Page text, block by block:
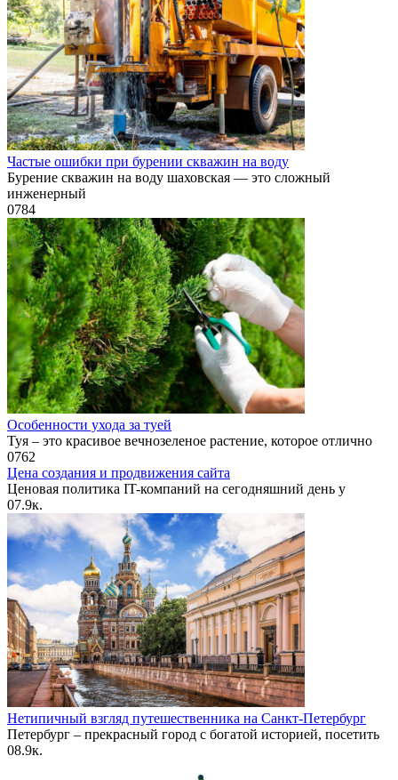
Частые ошибки при бурении скважин на воду
Бурение скважин на воду шаховская — это сложный
инженерный
0784
Особенности ухода за туей
Туя – это красивое вечнозеленое растение, которое отлично
0762
Цена создания и продвижения сайта
Ценовая политика IT-компаний на сегодняшний день у
07.9к.
Нетипичный взгляд путешественника на Санкт-Петербург
Петербург – прекрасный город с богатой историей, посетить
08.9к.